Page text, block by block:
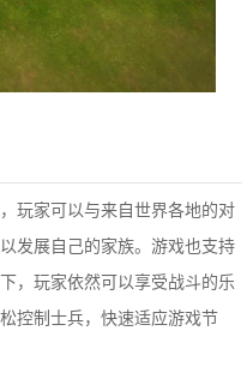
玩家可以与来自世界各地的对
发展自己的家族。游戏也支持
，玩家依然可以享受战斗的乐
控制士兵，快速适应游戏节